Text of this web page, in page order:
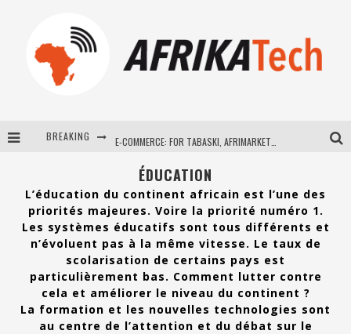
BREAKING
New to online sports betting? Consider These Tips to Play Your First Online Sports Betting Successfully
How Technology Has Changed Sports
ÉDUCATION
L’éducation du continent africain est l’une des
priorités majeures. Voire la priorité numéro 1.
Les systèmes éducatifs sont tous différents et
n’évoluent pas à la même vitesse. Le taux de
scolarisation de certains pays est
particulièrement bas. Comment lutter contre
cela et améliorer le niveau du continent ?
La formation et les nouvelles technologies sont
au centre de l’attention et du débat sur le